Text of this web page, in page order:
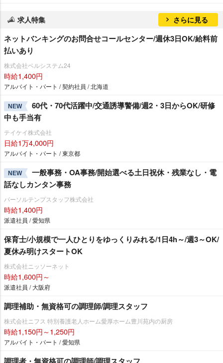
求人特集 さらに見る
ネットバンキングのお問合せコールセンター/週休3日OK/給料前
払いあり
株式会社ベルシステム24
時給1,400円
アルバイト・パート / 契約社員 / 北海道
NEW
60代・70代活躍中/交通誘導警備/週2・3日からOK/研修
中も手当有
テイケイ株式会社
日給1万4,000円
アルバイト・パート / 東京都
NEW
一般事務・OA事務/開始選べる土日祝休・残業なし・電
話なしカンタン事務
パーソルテンプスタッフ株式会社
時給1,400円
派遣社員 / 愛知県
保育士/小規模で一人ひとりをゆっくりみれる/1日4h～/週3～OK/
夏休み明けスタートOK
株式会社ニッソーネット
時給1,600円～
派遣社員 / 大阪府
調理補助・無資格可の調理師/調理スタッフ
株式会社ニフス 特別養護老人ホーム愛厚ホーム豊川苑内の厨房
時給1,150円～1,250円
アルバイト・パート / 愛知県
調理者・無資格可の調理師/調理スタッフ